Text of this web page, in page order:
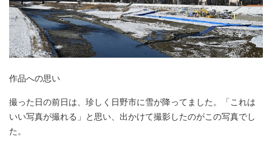
作品への思い
撮った日の前日は、珍しく日野市に雪が降ってました。「これは
いい写真が撮れる」と思い、出かけて撮影したのがこの写真でし
た。